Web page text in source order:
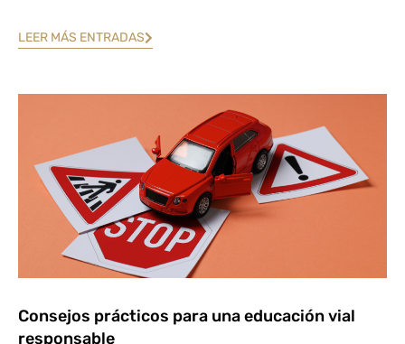
LEER MÁS ENTRADAS
Consejos prácticos para una educación vial
responsable